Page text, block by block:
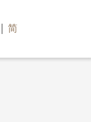
| 简